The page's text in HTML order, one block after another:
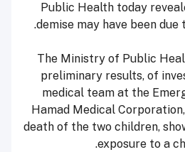
Public Health today
demise may have been due
The Ministry of Public
preliminary results, of
medical team at the
Hamad Medical
death of the two children,
exposure to a